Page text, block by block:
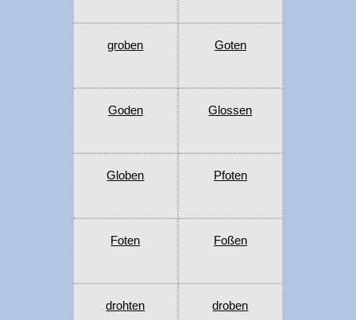
groben Goten
Goden Glossen
Globen Pfoten
Foten Foßen
drohten droben